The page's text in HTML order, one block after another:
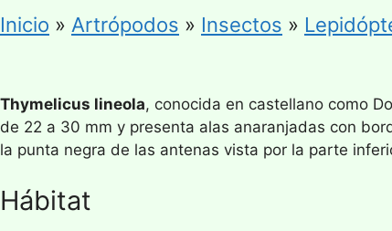
Inicio » Artrópodos » Insectos »
Thymelicus lineola, conocida en castellano como
de 22 a 30 mm y presenta alas anaranjadas con
la punta negra de las antenas vista por la parte
Hábitat